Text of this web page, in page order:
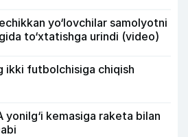
yo‘lovchilar samolyotni
to‘xtatishga urindi (video)
ikki futbolchisiga chiqish
yonilg‘i kemasiga raketa bilan